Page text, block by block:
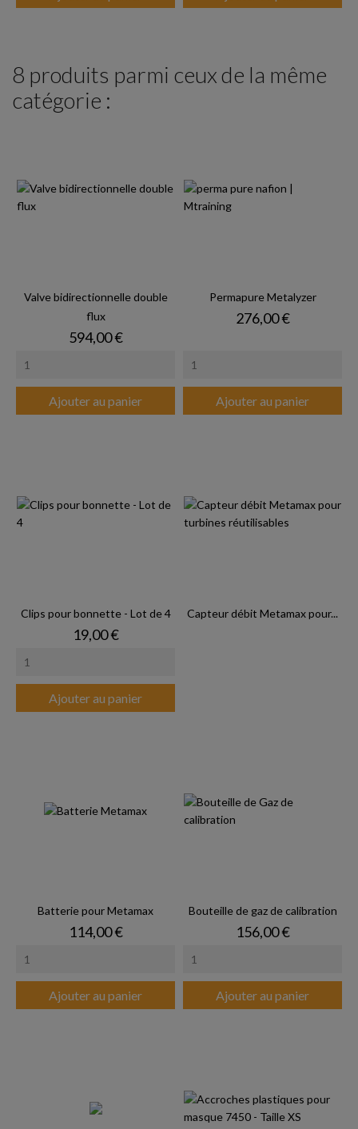
8 produits parmi ceux de la même
catégorie :
Valve bidirectionnelle double
flux
Prix
594,00 €
Ajouter au panier
Permapure Metalyzer
Prix
276,00 €
Ajouter au panier
Clips pour bonnette - Lot de 4
Prix
19,00 €
Ajouter au panier
Capteur débit Metamax pour...
Batterie pour Metamax
Prix
114,00 €
Ajouter au panier
Bouteille de gaz de calibration
Prix
156,00 €
Ajouter au panier